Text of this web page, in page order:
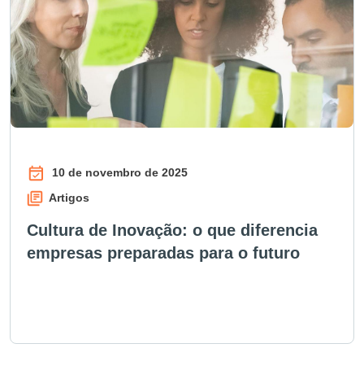
10 de novembro de 2025
Artigos
Cultura de Inovação: o que diferencia
empresas preparadas para o futuro